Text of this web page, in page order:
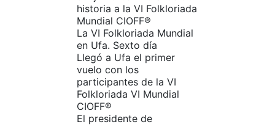
historia a la VI Folkloriada
Mundial CIOFF®️
La VI Folkloriada Mundial
en Ufa. Sexto día
Llegó a Ufa el primer
vuelo con los
participantes de la VI
Folkloriada VI Mundial
CIOFF®️
El presidente de